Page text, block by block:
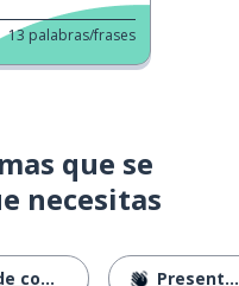
13 palabras/frases
que se
necesitas
Presentándose